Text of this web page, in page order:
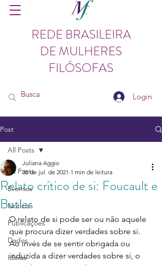
REDE BRASILEIRA
DE MULHERES
FILÓSOFAS
Login
Post
All Posts
Eventos
Notícias
Publicações
Dados
Ideias
All Posts
Relato crítico de si: Foucault e
Butler
Juliana Aggio
30 de jul. de 2021 1 min de leitura
O relato de si pode ser ou não aquele
que procura dizer verdades sobre si.
Ao invés de se sentir obrigada ou
induzida a dizer verdades sobre si, o